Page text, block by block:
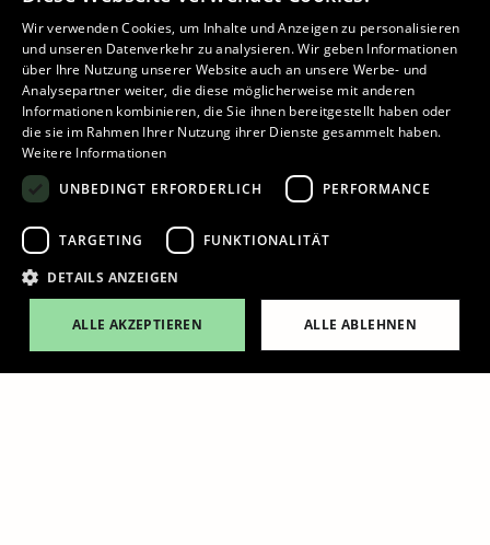
Spielzeug Museum
Bücherwurm und Leseratte
Ticket online kaufen
Alle Ausstellungen ansehen
Wir verwenden Cookies, um Inhalte und Anzeigen zu personalisieren
und unseren Datenverkehr zu analysieren. Wir geben Informationen
über Ihre Nutzung unserer Website auch an unsere Werbe- und
Analysepartner weiter, die diese möglicherweise mit anderen
Informationen kombinieren, die Sie ihnen bereitgestellt haben oder
die sie im Rahmen Ihrer Nutzung ihrer Dienste gesammelt haben.
Weitere Informationen
UNBEDINGT ERFORDERLICH
PERFORMANCE
TARGETING FUNKTIONALITÄT
DETAILS ANZEIGEN
ALLE AKZEPTIEREN ALLE ABLEHNEN